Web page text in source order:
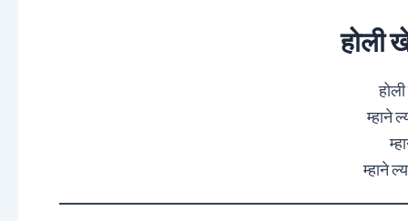
होली
म्हाने
म्हाने